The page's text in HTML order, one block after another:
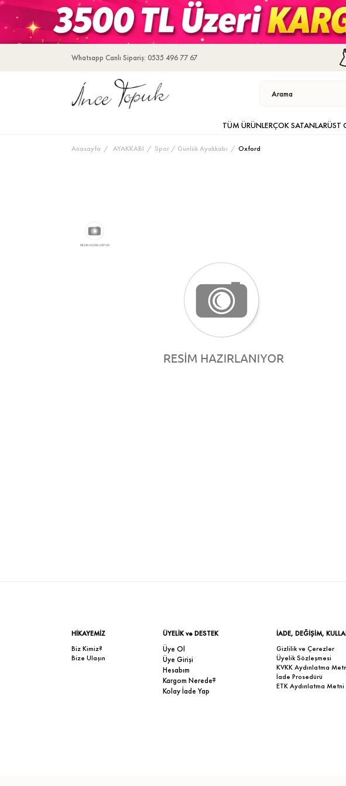
Whatsapp Canlı Sipariş: 0535 496 77 67
TÜM ÜRÜNLERÇOK SATANLARÜST
Anasayfa AYAKKABI Spor / Günlük Ayakkabı Oxford
HİKAYEMİZ
Biz Kimiz?
Bize Ulaşın
ÜYELİK ve DESTEK
Üye Ol
Üye Girişi
Hesabım
Kargom Nerede?
Kolay İade Yap
İADE, DEĞİŞİM,
Gizlilik ve Çerezler
Üyelik Sözleşmesi
KVKK Aydınlatma
İade Prosedürü
ETK Aydınlatma Metni